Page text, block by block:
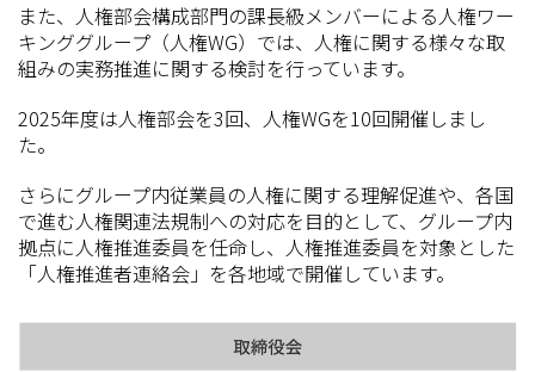
また、人権部会構成部門の課長級メンバーによる人権ワー
キンググループ（人権WG）では、人権に関する様々な取
組みの実務推進に関する検討を行っています。
2025年度は人権部会を3回、人権WGを10回開催しまし
た。
さらにグループ内従業員の人権に関する理解促進や、各国
で進む人権関連法規制への対応を目的として、グループ内
拠点に人権推進委員を任命し、人権推進委員を対象とした
「人権推進者連絡会」を各地域で開催しています。